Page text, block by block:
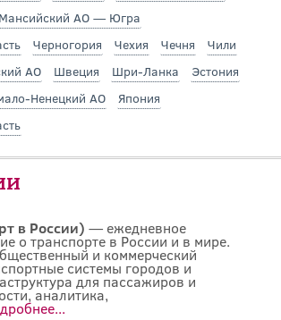
АО — Югра
Черногория Чехия Чечня
Чили
АО Швеция Шри-Ланка
Эстония
Ненецкий АО
Япония
в России) — ежедневное
о транспорте в России и в мире.
и коммерческий
системы городов и
для пассажиров и
аналитика,